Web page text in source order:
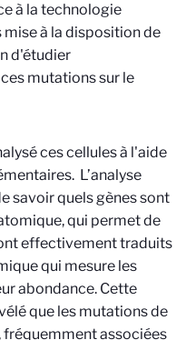
à la technologie
mise à la disposition de
d'étudier
mutations sur le
ces cellules à l'aide
L’analyse
savoir quels gènes sont
qui permet de
effectivement traduits
qui mesure les
abondance. Cette
que les mutations de
fréquemment associées